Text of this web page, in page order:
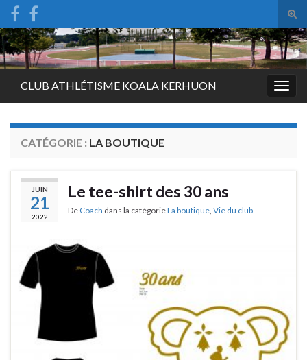
Search for:
CLUB ATHLÉTISME KOALA KERHUON
CATÉGORIE : LA BOUTIQUE
JUIN
21
2022
Le tee-shirt des 30 ans
De Coach dans la catégorieLa boutique Vie du club